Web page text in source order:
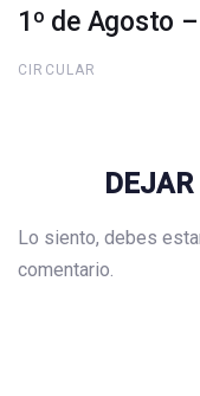
1º de Agosto
CIRCULAR
Lo siento, debes
comentario.